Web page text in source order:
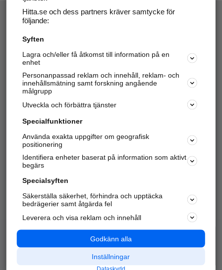
Hitta.se - Gratis nummerupplysning.
Sök företag, personer och platser.
Hitta telefonnummer, adresser, företagsinfo mm.
Marknadsför företaget
Kom igång och annonsera mot
samarbetspartners nära dig.
Alla kategorier
Populära sökningar
API & Kartor
Annonsera
Integritet
Nödnummer
Hitta.se och dess partners kräver samtycke för
följande:
Syften
Lagra och/eller få åtkomst till information på en
enhet
Personanpassad reklam och innehåll, reklam- och
innehållsmätning samt forskning angående
målgrupp
Utveckla och förbättra tjänster
Specialfunktioner
Använda exakta uppgifter om geografisk
positionering
Identifiera enheter baserat på information som aktivt
begärs
Specialsyften
Säkerställa säkerhet, förhindra och upptäcka
bedrägerier samt åtgärda fel
Leverera och visa reklam och innehåll
Godkänn alla
Inställningar
Dataskydd